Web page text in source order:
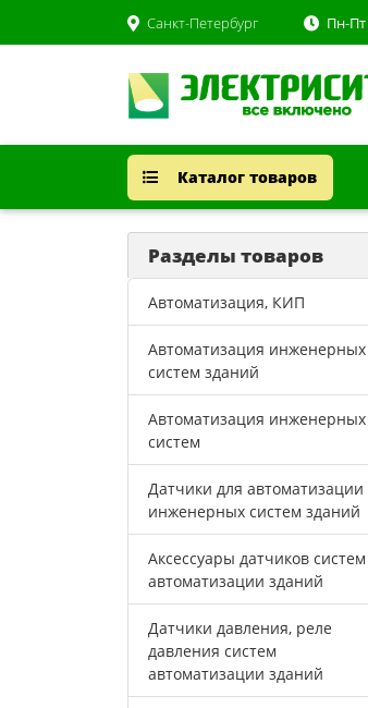
Санкт-Петербург Пн-Пт
Каталог товаров
Разделы товаров
Автоматизация, КИП
Автоматизация инженерных
систем зданий
Автоматизация инженерных
систем
Датчики для автоматизации
инженерных систем зданий
Аксессуары датчиков систем
автоматизации зданий
Датчики давления, реле
давления систем
автоматизации зданий